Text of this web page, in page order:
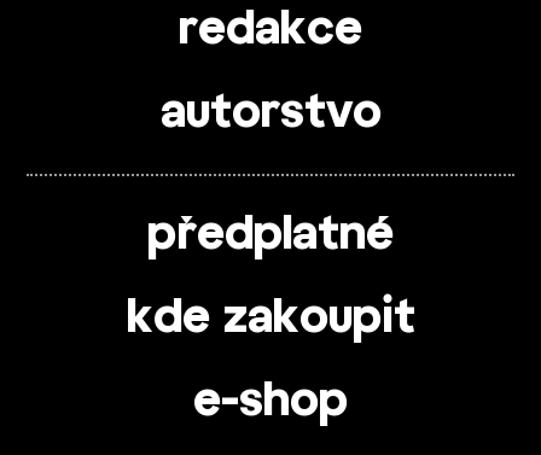
redakce
autorstvo
předplatné
kde zakoupit
e-shop